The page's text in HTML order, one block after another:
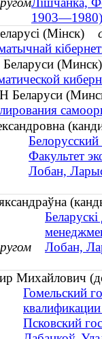
1903—1980)
(Мінск)
Факультет
Лобан,
Лобан,
Михайлович
Гомельский
Псковский